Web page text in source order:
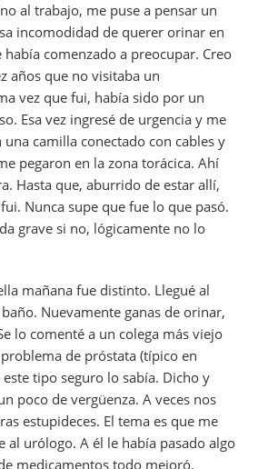
al trabajo, me puse a pensar un
incomodidad de querer orinar en
comenzado a preocupar. Creo
años que no visitaba un
vez que fui, había sido por un
Esa vez ingresé de urgencia y me
camilla conectado con cables y
pegaron en la zona torácica. Ahí
Hasta que, aburrido de estar allí,
Nunca supe que fue lo que pasó.
grave si no, lógicamente no lo
mañana fue distinto. Llegué al
Nuevamente ganas de orinar,
lo comenté a un colega más viejo
de próstata (típico en
tipo seguro lo sabía. Dicho y
poco de vergüenza. A veces nos
estupideces. El tema es que me
al urólogo. A él le había pasado algo
medicamentos todo mejoró.